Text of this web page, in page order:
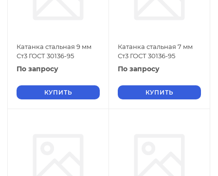
Катанка стальная 9 мм
Ст3 ГОСТ 30136-95
По запросу
КУПИТЬ
Катанка стальная 7 мм
Ст3 ГОСТ 30136-95
По запросу
КУПИТЬ